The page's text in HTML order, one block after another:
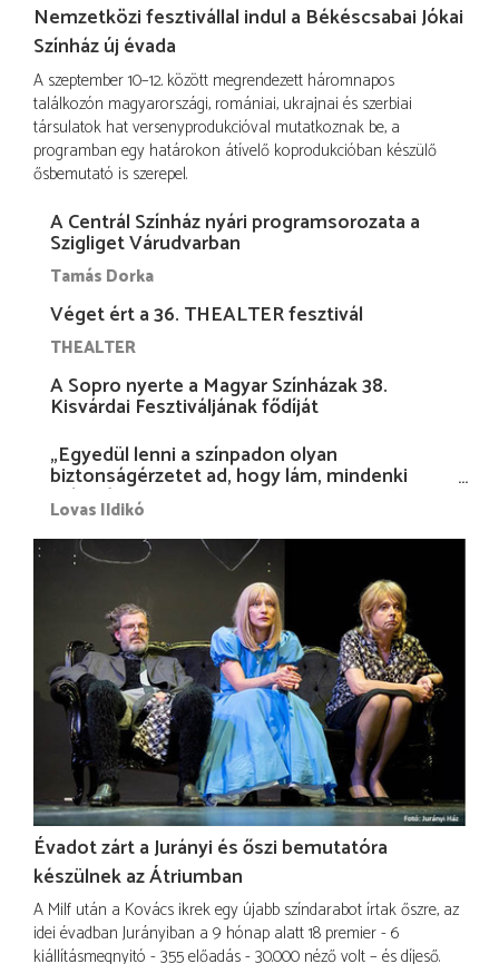
Nemzetközi fesztivállal indul a Békéscsabai Jókai
Színház új évada
A szeptember 10–12. között megrendezett háromnapos
találkozón magyarországi, romániai, ukrajnai és szerbiai
társulatok hat versenyprodukcióval mutatkoznak be, a
programban egy határokon átívelő koprodukcióban készülő
ősbemutató is szerepel.
A Centrál Színház nyári programsorozata a
Szigliget Várudvarban
Tamás Dorka
Véget ért a 36. THEALTER fesztivál
THEALTER
A Sopro nyerte a Magyar Színházak 38.
Kisvárdai Fesztiváljának fődíját
„Egyedül lenni a színpadon olyan
biztonságérzetet ad, hogy lám, mindenki
más nélkül is megvagyok magammal…”
Lovas Ildikó
Évadot zárt a Jurányi és őszi bemutatóra
készülnek az Átriumban
A Milf után a Kovács ikrek egy újabb színdarabot írtak őszre, az
idei évadban Jurányiban a 9 hónap alatt 18 premier - 6
kiállításmegnyitó - 355 előadás - 30.000 néző volt – és díjeső.